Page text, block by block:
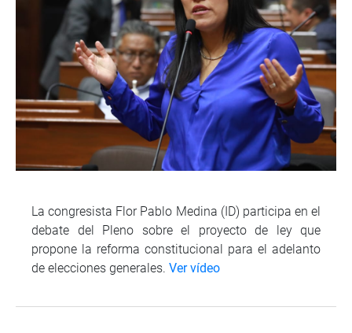
La congresista Flor Pablo Medina (ID) participa en el
debate del Pleno sobre el proyecto de ley que
propone la reforma constitucional para el adelanto
de elecciones generales. Ver vídeo